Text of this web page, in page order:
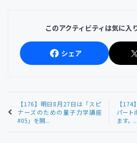
このアクティビティは気に入
シェア
【176】明日8月27日は「スピ
ナーズのための量子力学講座
#05」を開...
【
パート
ます。...